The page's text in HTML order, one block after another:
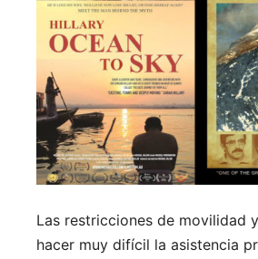
Las restricciones de movilidad
hacer muy difícil la asistencia